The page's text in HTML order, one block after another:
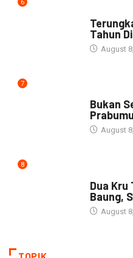
6
Tahun
August
7
Bukan
August
8
Dua Kru
Baung,
August